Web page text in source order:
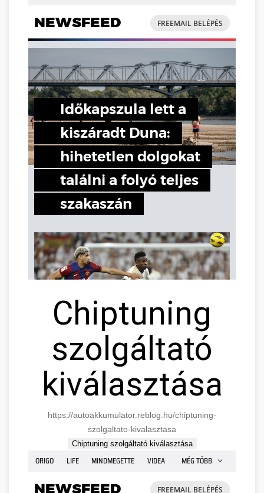
Chiptuning
szolgáltató
kiválasztása
https://autoakkumulator.reblog.hu/chiptuning-
szolgaltato-kivalasztasa
Chiptuning szolgáltató kiválasztása